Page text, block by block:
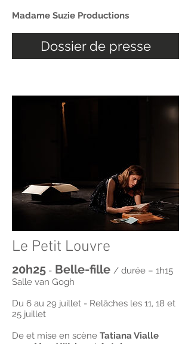
Madame Suzie Productions
Dossier de presse
Le Petit Louvre
20h25 - Belle-fille / durée – 1h15
Salle van Gogh
Du 6 au 29 juillet - Relâches les 11, 18 et
25 juillet
De et mise en scène Tatiana Vialle